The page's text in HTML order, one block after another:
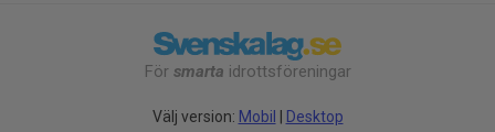
För smarta idrottsföreningar
Välj version: Mobil Desktop